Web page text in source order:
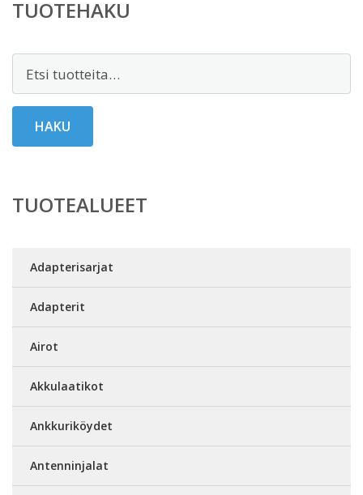
TUOTEHAKU
HAKU
TUOTEALUEET
Adapterisarjat
Adapterit
Airot
Akkulaatikot
Ankkuriköydet
Antenninjalat